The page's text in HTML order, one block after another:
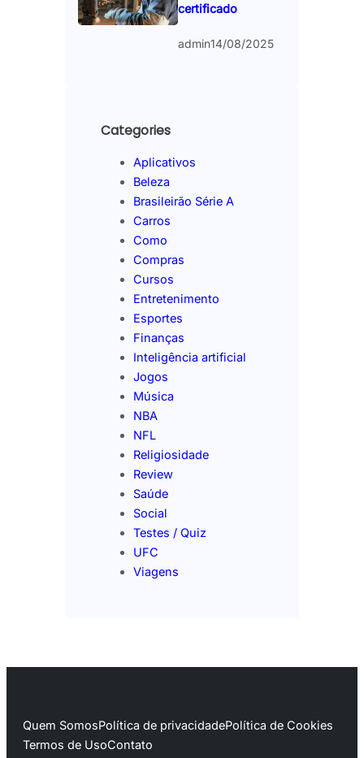
certificado
admin14/08/2025
Categories
Aplicativos
Beleza
Brasileirão Série A
Carros
Como
Compras
Cursos
Entretenimento
Esportes
Finanças
Inteligência artificial
Jogos
Música
NBA
NFL
Religiosidade
Review
Saúde
Social
Testes / Quiz
UFC
Viagens
Quem SomosPolítica de privacidadePolítica de Cookies
Termos de UsoContato